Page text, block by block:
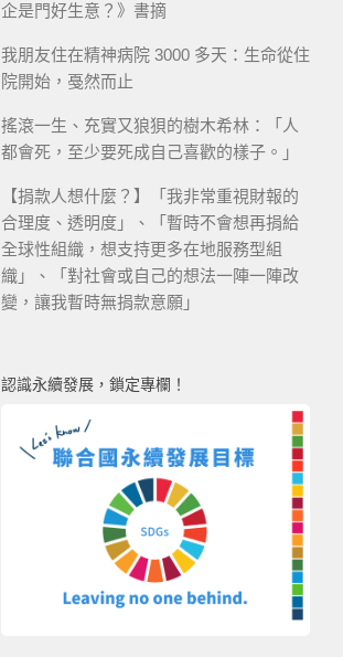
企是門好生意？》書摘
我朋友住在精神病院 3000 多天：生命從住
院開始，戞然而止
搖滾一生、充實又狼狽的樹木希林：「人
都會死，至少要死成自己喜歡的樣子。」
【捐款人想什麼？】「我非常重視財報的
合理度、透明度」、「暫時不會想再捐給
全球性組織，想支持更多在地服務型組
織」、「對社會或自己的想法一陣一陣改
變，讓我暫時無捐款意願」
認識永續發展，鎖定專欄！